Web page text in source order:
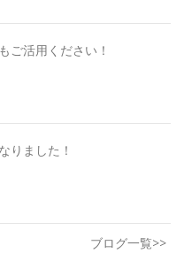
ご活用ください！
りました！
ブログ一覧>>